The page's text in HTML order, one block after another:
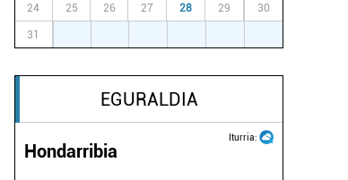
24 25 26 27 28 29 30
31
EGURALDIA
Iturria:
Hondarribia